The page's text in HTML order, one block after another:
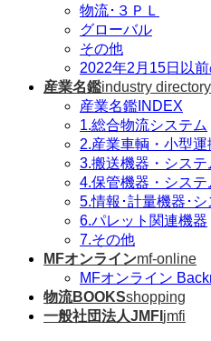
物流･３ＰＬ
グローバル
その他
2022年2月15日以
産業名鑑industry directory
産業名鑑INDEX
1.総合物流システム
2.産業車輌・小型運
3.搬送機器・システ
4.保管機器・システ
5.情報･計量機器･シ
6.パレット関連機器
7.その他
MFオンラインmf-online
MFオンライン
物流BOOKSshopping
一般社団法人JMFI jmfi